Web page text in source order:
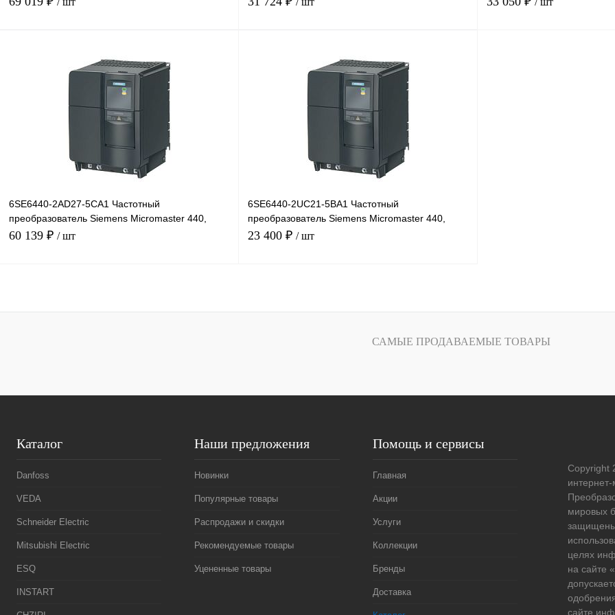
Сравнение
Под заказ
Сравнение
Под заказ
6SE6440-2AD27-5CA1 Частотный
преобразователь Siemens Micromaster 440,
7,5кВт, 380В
60 139 ₽ / шт
6SE6440-2UC21-5BA1 Частотный
преобразователь Siemens Micromaster 440,
1,5кВт, 220В
23 400 ₽ / шт
САМЫЕ ПРОДАВАЕМЫЕ ТОВАРЫ
Каталог
Danfoss
VEDA
Schneider Electric
Mitsubishi Electric
ESQ
INSTART
Наши предложения
Новинки
Популярные товары
Распродажи и скидки
Рекомендуемые товары
Уцененные товары
Помощь и сервисы
Главная
Акции
Услуги
Коллекции
Бренды
Доставка
Copyright
интернет-
мировых
целях
на сайте
сайте